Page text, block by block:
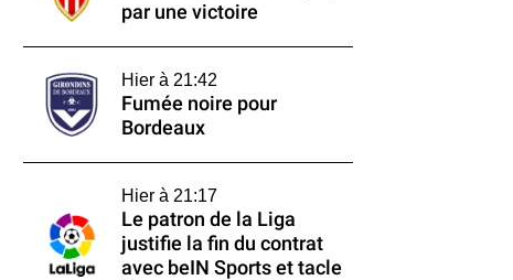
par une victoire
Hier à 21:42
Fumée noire pour
Bordeaux
Hier à 21:17
Le patron de la Liga
justifie la fin du contrat
avec beIN Sports et tacle